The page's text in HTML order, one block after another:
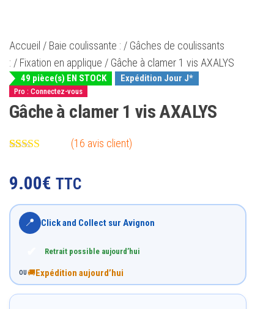
Accueil / Baie coulissante : / Gâches de coulissants
: / Fixation en applique / Gâche à clamer 1 vis AXALYS
49 pièce(s) EN STOCK Expédition Jour J*
Pro : Connectez-vous
Gâche à clamer 1 vis AXALYS
surnotations
client
(16 avis client)
9.00€ TTC
📍 Click and Collect sur Avignon
Retrait possible aujourd’hui
OU 🚚Expédition aujourd’hui